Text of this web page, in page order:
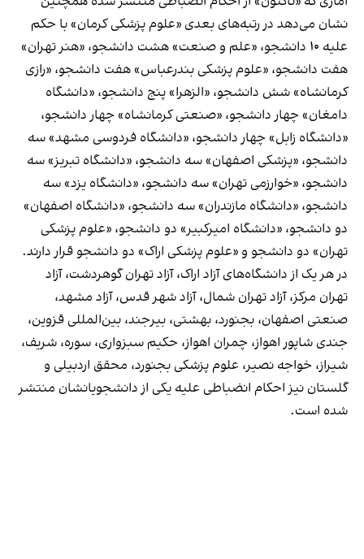
نشان می‌دهد در رتبه‌های بعدی «علوم پزشکی کرمان» با حکم
علیه ۱۰ دانشجو، «علم و صنعت» هشت دانشجو، «هنر تهران»
هفت دانشجو، «علوم پزشکی بندرعباس» هفت دانشجو، «رازی
کرمانشاه» شش دانشجو، «الزهرا» پنج دانشجو، «دانشگاه
دامغان» چهار دانشجو، «صنعتی کرمانشاه» چهار دانشجو،
«دانشگاه زابل» چهار دانشجو، «دانشگاه فردوسی مشهد» سه
دانشجو، «پزشکی اصفهان» سه دانشجو، «دانشگاه تبریز» سه
دانشجو، «خوارزمی تهران» سه دانشجو، «دانشگاه یزد» سه
دانشجو، «دانشگاه مازندران» سه دانشجو، «دانشگاه اصفهان»
دو دانشجو، «دانشگاه امیرکبیر» دو دانشجو، «علوم پزشکی
تهران» دو دانشجو و «علوم پزشکی اراک» دو دانشجو قرار دارند.
در هر یک از دانشگاه‌های آزاد اراک، آزاد تهران گوهردشت، آزاد
تهران مرکز، آزاد تهران شمال، آزاد شهر قدس، آزاد مشهد،
صنعتی اصفهان، بجنورد، بهشتی، بیرجند، بین‌المللی قزوین،
جندی شاپور اهواز،‌ چمران اهواز، حکیم سبزواری، سوره، شریف،
شیراز، خواجه نصیر، علوم پزشکی بجنورد، محقق اردبیلی و
گلستان نیز احکام انضباطی علیه یکی از دانشجویانشان منتشر
شده است.